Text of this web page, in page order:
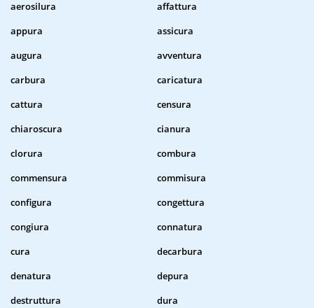
aerosilura
affattura
appura
assicura
augura
avventura
carbura
caricatura
cattura
censura
chiaroscura
cianura
clorura
combura
commensura
commisura
configura
congettura
congiura
connatura
cura
decarbura
denatura
depura
destruttura
dura